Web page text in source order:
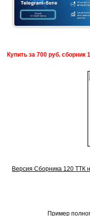
Купить за 700 руб.
Версия Сборника 120 ТТК
Пример